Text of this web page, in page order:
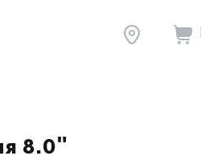
8.0"